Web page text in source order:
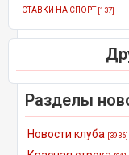
СТАВКИ НА СПОРТ [137]
Разделы
Новости клуба [3936]